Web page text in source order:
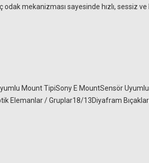
K&F Concept 82mm UV
mekanizması sayesinde hızlı, sessiz
Mount TipiSony E MountSensör
Elemanlar / Gruplar18/13Diyafram